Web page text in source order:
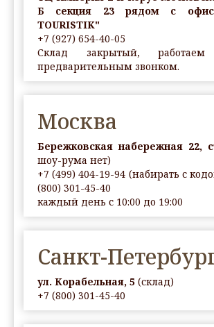
Б секция 23 рядом с
TOURISTIK"
+7 (927) 654-40-05
Склад закрытый,
предварительным звонком.
Москва
Бережковская набережная 22,
шоу-рума нет)
+7 (499) 404-19-94 (набирать с
(800) 301-45-40
каждый день с 10:00 до 19:00
Санкт-
ул. Корабельная, 5 (склад)
+7 (800) 301-45-40